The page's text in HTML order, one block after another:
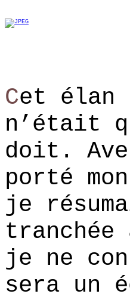
Cet élan
n’était
doit.
porté
je
je ne
sera un